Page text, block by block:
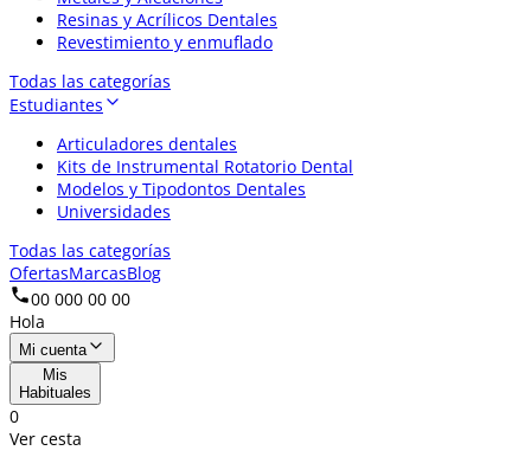
Resinas y Acrílicos Dentales
Revestimiento y enmuflado
Todas las categorías
Estudiantes
Articuladores dentales
Kits de Instrumental Rotatorio Dental
Modelos y Tipodontos Dentales
Universidades
Todas las categorías
OfertasMarcasBlog
00 000 00 00
Hola
Mi cuenta
Mis
Habituales
0
Ver cesta